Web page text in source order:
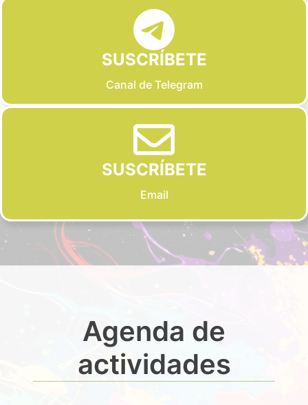
SUSCRÍBETE
Canal de Telegram
SUSCRÍBETE
Email
Agenda de
actividades